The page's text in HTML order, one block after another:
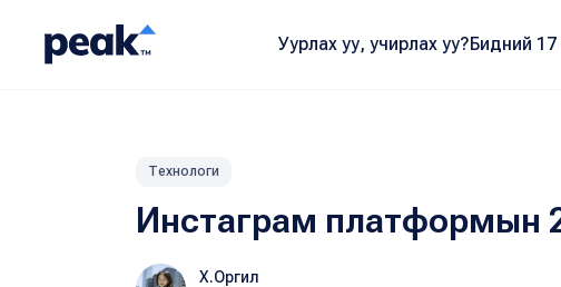
Уурлах уу, учирлах уу?Бидний 17
Технологи
Инстаграм платформын
Х.Оргил